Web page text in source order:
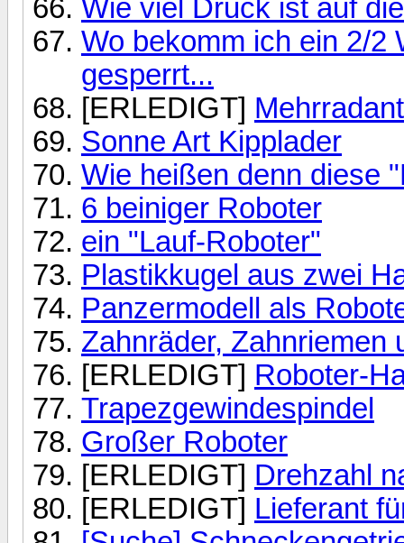
Wie viel Druck ist auf
Wo bekomm ich ein 2/2
gesperrt...
[ERLEDIGT]
Sonne Art Kipplader
Wie heißen denn diese
6 beiniger Roboter
ein "Lauf-Roboter"
Plastikkugel aus zwei
Panzermodell als
Zahnräder, Zahnriemen
[ERLEDIGT] Roboter-
Trapezgewindespindel
Großer Roboter
[ERLEDIGT] Drehzahl
[ERLEDIGT] Lieferant